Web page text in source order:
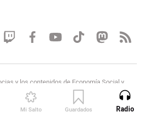
Mi Salto Guardados Revista
Radio
y los contenidos de Economía Social y
el apoyo de